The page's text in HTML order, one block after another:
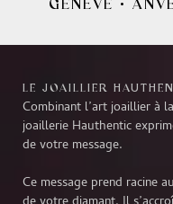
GENÈVE •
LE JOAILLIER
Combinant l’art joaillier à
joaillerie Hauthentic
de votre message.
Ce message prend racine